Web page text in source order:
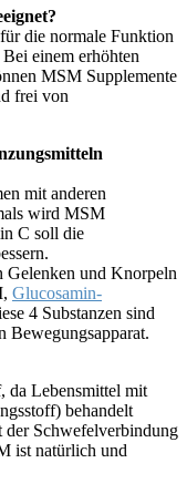
die normale Funktion
einem erhöhten
MSM Supplemente
frei von
mit anderen
wird MSM
C soll die
Gelenken und Knorpeln
Glucosamin-
4 Substanzen sind
Bewegungsapparat.
da Lebensmittel mit
behandelt
der Schwefelverbindung
ist natürlich und